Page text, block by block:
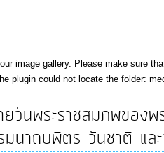
image gallery. Please make sure
plugin could not locate the folder:
นพระราชสมภพของพ
นาถบพิตร วันชาติ แล